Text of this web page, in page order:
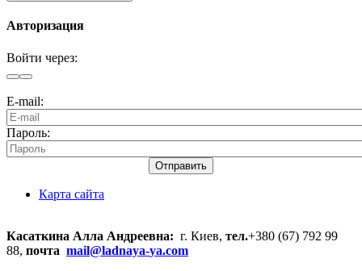
Авторизация
Войти через:
E-mail:
Пароль:
Отправить
Карта сайта
Касаткина Алла Андреевна: г. Киев, тел.+380 (67) 792 99
88, почта mail@ladnaya-ya.com